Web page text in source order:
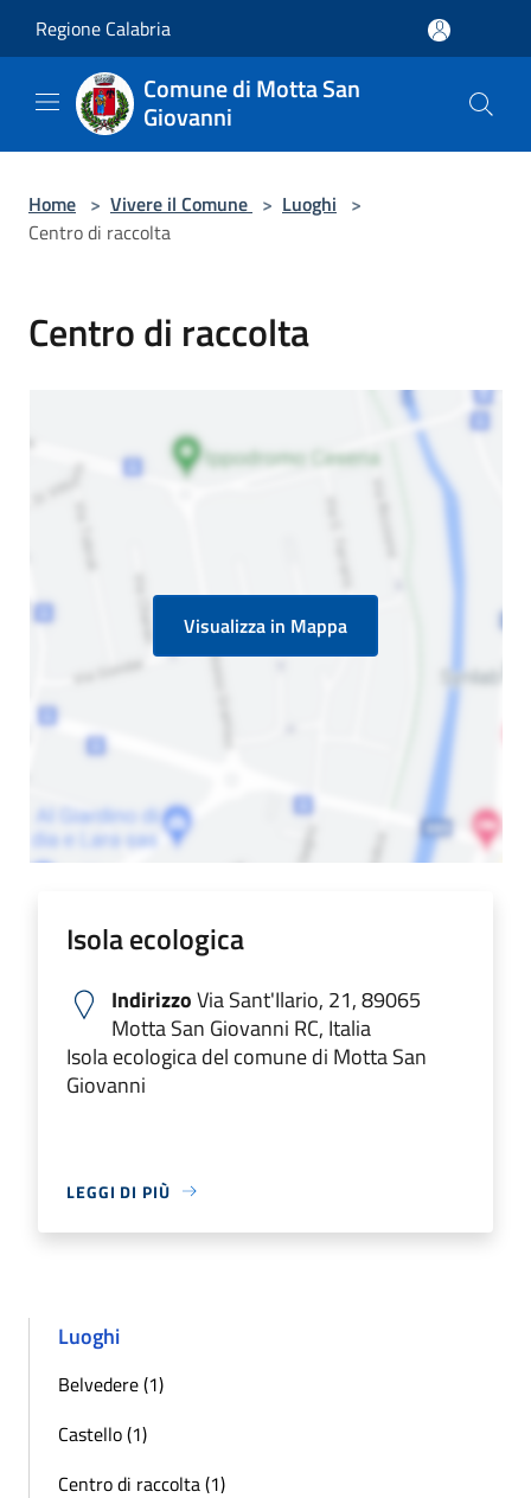
Regione Calabria
Comune di Motta San
Giovanni
Home > Vivere il Comune > Luoghi >
Centro di raccolta
Centro di raccolta
Visualizza in Mappa
Isola ecologica
IndirizzoVia Sant'Ilario, 21, 89065
Motta San Giovanni RC, Italia
Isola ecologica del comune di Motta San
Giovanni
LEGGI DI PIÙ
Luoghi
Belvedere (1)
Castello (1)
Centro di raccolta (1)